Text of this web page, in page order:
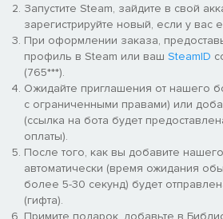
ПРИМЕЧАНИЕ. При покупке товара
профессия Некромантка» вы
(внутриигровой валюты) для покупок
магазине.
Запустите Steam, зайдите в свой
зарегистрируйте новый, если у вас
При оформлении заказа,
профиль в Steam или ваш SteamID
(765***).
Ожидайте приглашения от нашего
с ограниченными правами) или
(ссылка на бота будет
оплаты).
После того, как вы добавите
автоматически (время ожидания
более 5-30 секунд) будет
(гифта).
Примите подарок, добавьте в